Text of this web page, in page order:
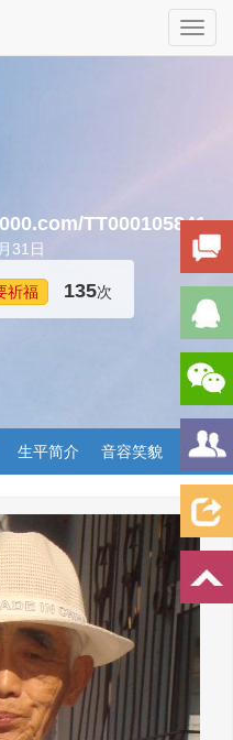
TT000105841
31日
祈福 135次
生平简介 音容笑貌